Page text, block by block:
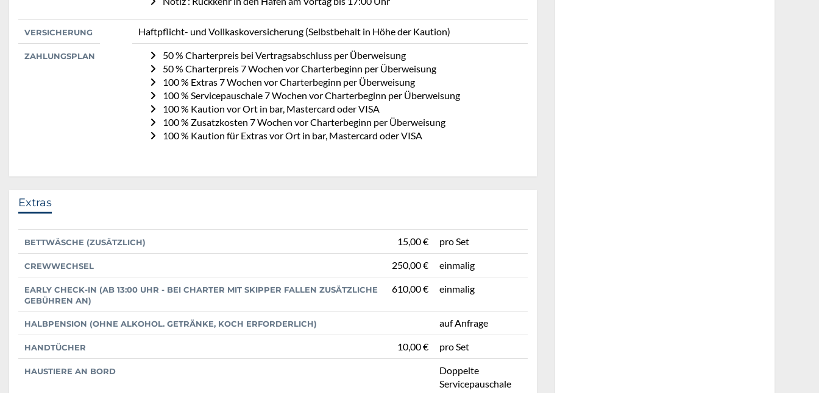
VERSICHERUNG Haftpflicht- und Vollkaskoversicherung (Selbstbehalt in Höhe der Kaution)
ZAHLUNGSPLAN
50 % Charterpreis bei Vertragsabschluss per Überweisung
50 % Charterpreis 7 Wochen vor Charterbeginn per Überweisung
100 % Extras 7 Wochen vor Charterbeginn per Überweisung
100 % Servicepauschale 7 Wochen vor Charterbeginn per Überweisung
100 % Kaution vor Ort in bar, Mastercard oder VISA
100 % Zusatzkosten 7 Wochen vor Charterbeginn per Überweisung
100 % Kaution für Extras vor Ort in bar, Mastercard oder VISA
Extras
BETTWÄSCHE (ZUSÄTZLICH) 15,00 € pro Set
CREWWECHSEL 250,00 € einmalig
EARLY CHECK-IN (AB 13:00 UHR - BEI CHARTER MIT SKIPPER FALLEN ZUSÄTZLICHE
GEBÜHREN AN)
610,00 € einmalig
HALBPENSION (OHNE ALKOHOL. GETRÄNKE, KOCH ERFORDERLICH) auf Anfrage
HANDTÜCHER 10,00 € pro Set
HAUSTIERE AN BORD
Doppelte
Servicepauschale